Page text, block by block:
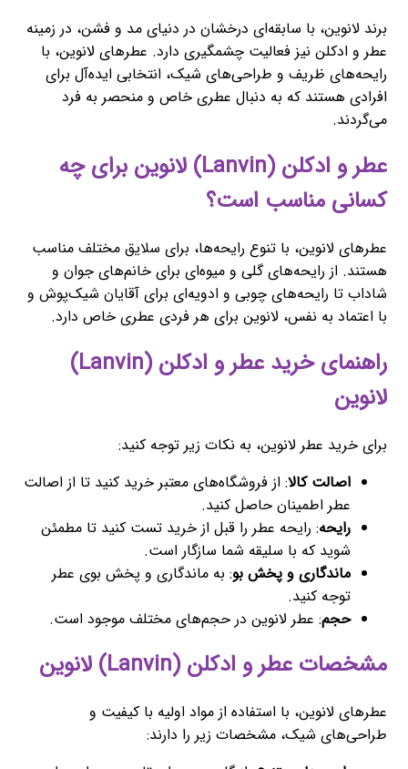
برند لانوین، با سابقه‌ای درخشان در دنیای مد و فشن، در زمینه
عطر و ادکلن نیز فعالیت چشمگیری دارد. عطرهای لانوین، با
رایحه‌های ظریف و طراحی‌های شیک، انتخابی ایده‌آل برای
افرادی هستند که به دنبال عطری خاص و منحصر به فرد
می‌گردند.
عطر و ادکلن (Lanvin) لانوین برای چه
کسانی مناسب است؟
عطرهای لانوین، با تنوع رایحه‌ها، برای سلایق مختلف مناسب
هستند. از رایحه‌های گلی و میوه‌ای برای خانم‌های جوان و
شاداب تا رایحه‌های چوبی و ادویه‌ای برای آقایان شیک‌پوش و
با اعتماد به نفس، لانوین برای هر فردی عطری خاص دارد.
راهنمای خرید عطر و ادکلن (Lanvin)
لانوین
برای خرید عطر لانوین، به نکات زیر توجه کنید:
اصالت کالا: از فروشگاه‌های معتبر خرید کنید تا از اصالت
عطر اطمینان حاصل کنید.
رایحه: رایحه عطر را قبل از خرید تست کنید تا مطمئن
شوید که با سلیقه شما سازگار است.
ماندگاری و پخش بو: به ماندگاری و پخش بوی عطر
توجه کنید.
حجم: عطر لانوین در حجم‌های مختلف موجود است.
مشخصات عطر و ادکلن (Lanvin) لانوین
عطرهای لانوین، با استفاده از مواد اولیه با کیفیت و
طراحی‌های شیک، مشخصات زیر را دارند: